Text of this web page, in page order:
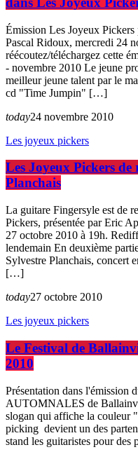
Émission Les Joyeux
Pascal Ridoux, mercredi 24
réécoutez/téléchargez cette
- novembre 2010 Le jeune
meilleur jeune talent par le
cd "Time Jumpin" […]
today24 novembre 2010
Les joyeux pickers
Les Joyeux Pickers de
Planchais
La guitare Fingersyle est de
Pickers, présentée par Eric
27 octobre 2010 à 19h.
lendemain En deuxième
Sylvestre Planchais, concert
[…]
today27 octobre 2010
Les joyeux pickers
Le Festival de
2010
Présentation dans l'émission
AUTOMNALES de
slogan qui affiche la
picking devient un des
stand les guitaristes pour